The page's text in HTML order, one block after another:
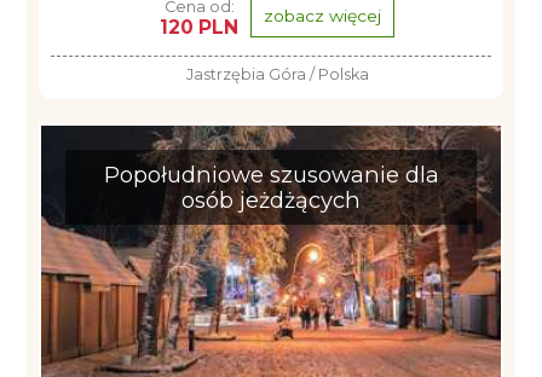
Cena od:
120 PLN zobacz więcej
Jastrzębia Góra / Polska
Popołudniowe szusowanie dla
osób jeżdżących